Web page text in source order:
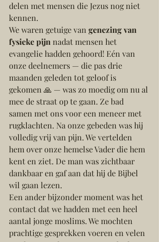
delen met mensen die Jezus nog niet
kennen.
We waren getuige van genezing van
fysieke pijn nadat mensen het
evangelie hadden gehoord! Eén van
onze deelnemers — die pas drie
maanden geleden tot geloof is
gekomen 🙏 — was zo moedig om nu al
mee de straat op te gaan. Ze bad
samen met ons voor een meneer met
rugklachten. Na onze gebeden was hij
volledig vrij van pijn. We vertelden
hem over onze hemelse Vader die hem
kent en ziet. De man was zichtbaar
dankbaar en gaf aan dat hij de Bijbel
wil gaan lezen.
Een ander bijzonder moment was het
contact dat we hadden met een heel
aantal jonge moslims. We mochten
prachtige gesprekken voeren en velen